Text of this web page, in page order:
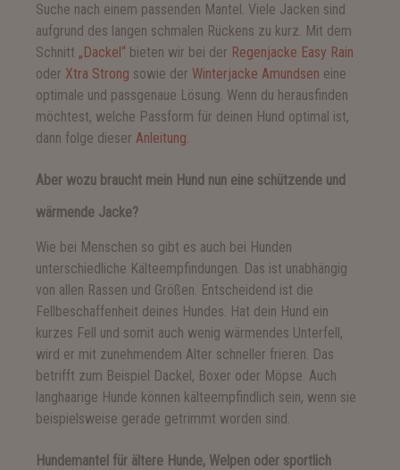
Suche nach einem passenden Mantel. Viele Jacken sind
aufgrund des langen schmalen Rückens zu kurz. Mit dem
Schnitt „Dackel“ bieten wir bei der Regenjacke Easy Rain
oder Xtra Strong sowie der Winterjacke Amundsen eine
optimale und passgenaue Lösung. Wenn du herausfinden
möchtest, welche Passform für deinen Hund optimal ist,
dann folge dieser Anleitung.
Aber wozu braucht mein Hund nun eine schützende und
wärmende Jacke?
Wie bei Menschen so gibt es auch bei Hunden
unterschiedliche Kälteempfindungen. Das ist unabhängig
von allen Rassen und Größen. Entscheidend ist die
Fellbeschaffenheit deines Hundes. Hat dein Hund ein
kurzes Fell und somit auch wenig wärmendes Unterfell,
wird er mit zunehmendem Alter schneller frieren. Das
betrifft zum Beispiel Dackel, Boxer oder Möpse. Auch
langhaarige Hunde können kälteempfindlich sein, wenn sie
beispielsweise gerade getrimmt worden sind.
Hundemantel für ältere Hunde, Welpen oder sportlich